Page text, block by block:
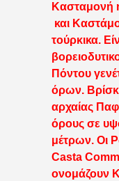
Κασταμονή
και
τούρκικα.
Πόντου
όρων.
αρχαίας
όρους σε
μέτρων. Οι
Casta
ονομάζουν